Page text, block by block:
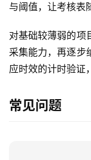
与阈值，让考核表
对基础较薄弱的项
采集能力，再逐步
应时效的计时验证
常见问题